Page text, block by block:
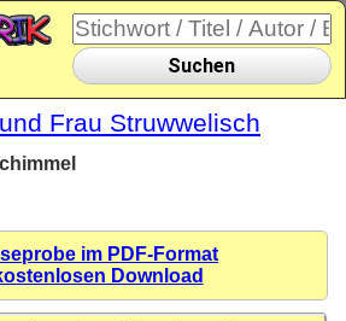
Suchen
Frau Struwwelisch
im PDF-Format
Download